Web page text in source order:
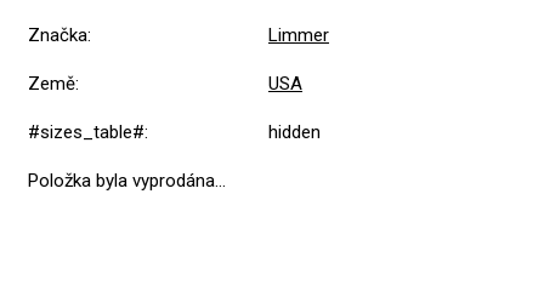
Značka: Limmer
Země: USA
#sizes_table#: hidden
Položka byla vyprodána…